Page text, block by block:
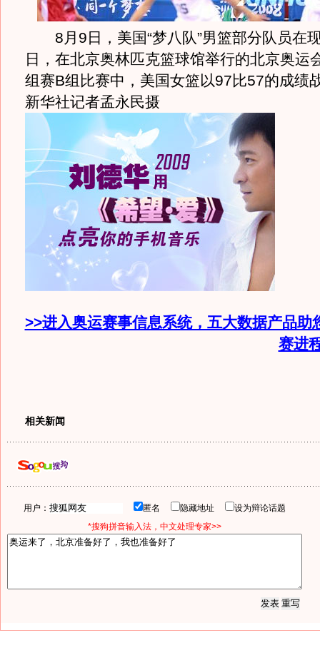
8月9日，美国“梦八队”男篮部分队员在
日，在北京奥林匹克篮球馆举行的北京奥运
组赛B组比赛中，美国女篮以97比57的成绩
新华社记者孟永民摄
>>进入奥运赛事信息系统，五大数据产品助
赛进
相关新闻
用户： 匿名 隐藏地址
设为辩论话题
*搜狗拼音输入法，中文处理专家>>